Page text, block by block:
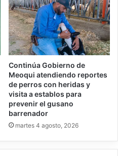
Continúa Gobierno de
Meoqui atendiendo reportes
de perros con heridas y
visita a establos para
prevenir el gusano
barrenador
martes 4 agosto, 2026